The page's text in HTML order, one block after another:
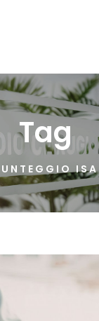
Tag
ISA